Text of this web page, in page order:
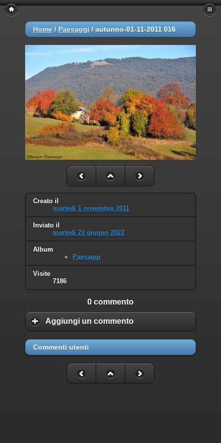
Home / Paesaggi / autunno-01-11-2011 016
Creato il
martedì 1 novembre 2011
Inviato il
martedì 21 giugno 2022
Album
Paesaggi
Visite
7186
0 commento
Aggiungi un commento
Commenti utenti